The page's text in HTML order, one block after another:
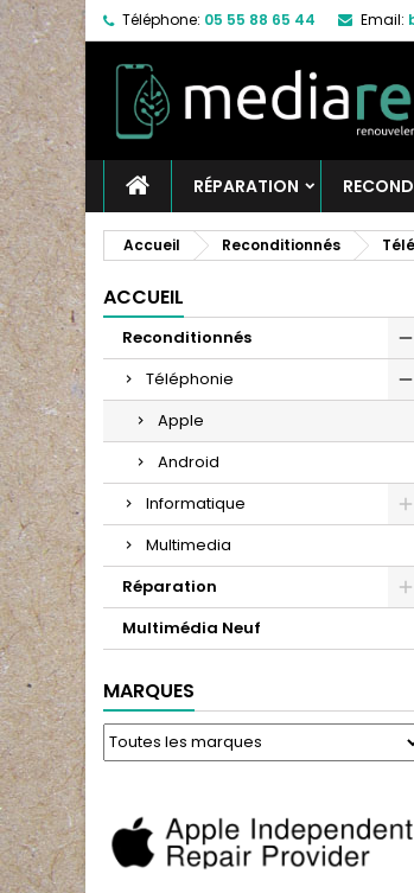
Téléphone: 05 55 88 65 44 Email:
RÉPARATION
Accueil Reconditionnés
ACCUEIL
Reconditionnés
Téléphonie
Apple
Android
Informatique
Multimedia
Réparation
Multimédia Neuf
MARQUES